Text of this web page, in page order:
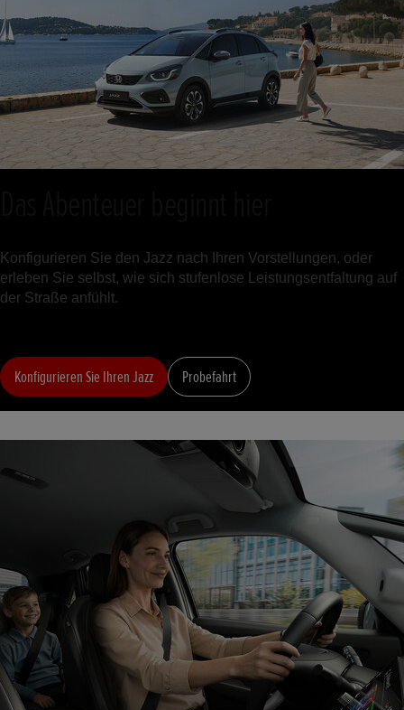
Konfigurieren Sie den Jazz nach Ihren Vorstellungen, oder
erleben Sie selbst, wie sich stufenlose Leistungsentfaltung auf
der Straße anfühlt.
Konfigurieren Sie Ihren Jazz Probefahrt